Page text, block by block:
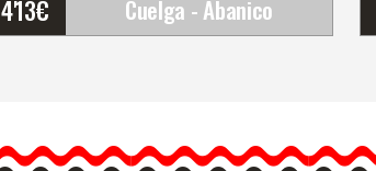
4'13€ Cuelga - Abanico
Un colgante con una anilla